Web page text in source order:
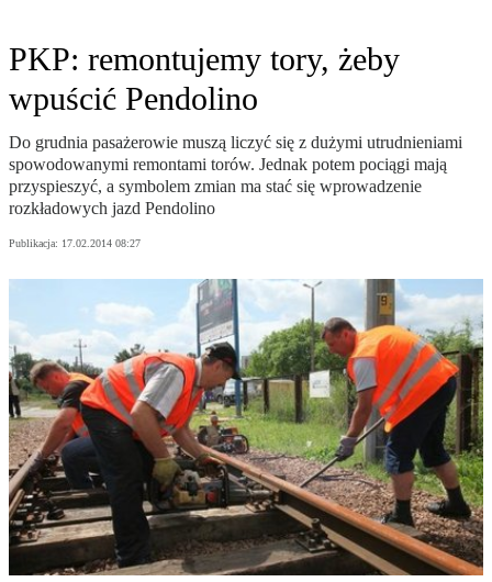
PKP: remontujemy tory, żeby
wpuścić Pendolino
Do grudnia pasażerowie muszą liczyć się z dużymi utrudnieniami
spowodowanymi remontami torów. Jednak potem pociągi mają
przyspieszyć, a symbolem zmian ma stać się wprowadzenie
rozkładowych jazd Pendolino
Publikacja: 17.02.2014 08:27